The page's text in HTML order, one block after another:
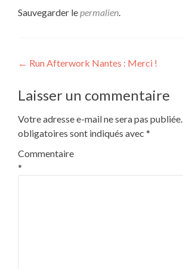
Sauvegarder lepermalien.
Navigation
de
l’article
← Run Afterwork Nantes : Merci !
Laisser un commentaire
Votre adresse e-mail ne sera pas publiée.
obligatoires sont indiqués avec *
Commentaire
*